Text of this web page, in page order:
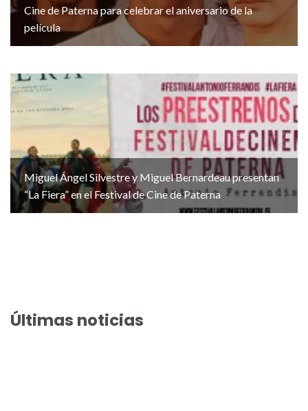
Cine de Paterna para celebrar el aniversario de la
película
Miguel Ángel Silvestre y Miguel Bernardeau presentan
“La Fiera” en el Festival de Cine de Paterna
Últimas noticias